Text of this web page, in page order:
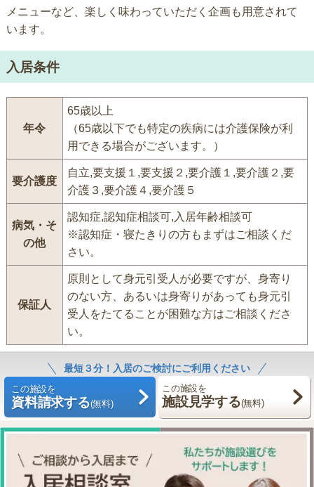
メニューなど、楽しく味わっていただく企画も用意されて
います。
入居条件
年令
65歳以上
（65歳以下でも特定の疾病には介護保険が利
用できる場合がございます。）
要介護度
自立,要支援１,要支援２,要介護１,要介護２,要
介護３,要介護４,要介護５
病気・そ
の他
認知症,認知症相談可,入居年齢相談可
※認知症・寝たきりの方もまずはご相談くだ
さい。
保証人
原則として身元引受人が必要ですが、身寄り
のない方、あるいは身寄りがあっても身元引
受人をたてることが困難な方はご相談くださ
い。
最短３分！入居のご検討にご利用ください
この施設を
資料請求する(無料)
この施設を
施設見学する(無料)